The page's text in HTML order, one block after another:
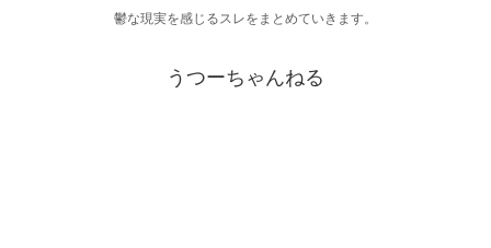
鬱な現実を感じるスレをまとめていきます。
うつーちゃんねる